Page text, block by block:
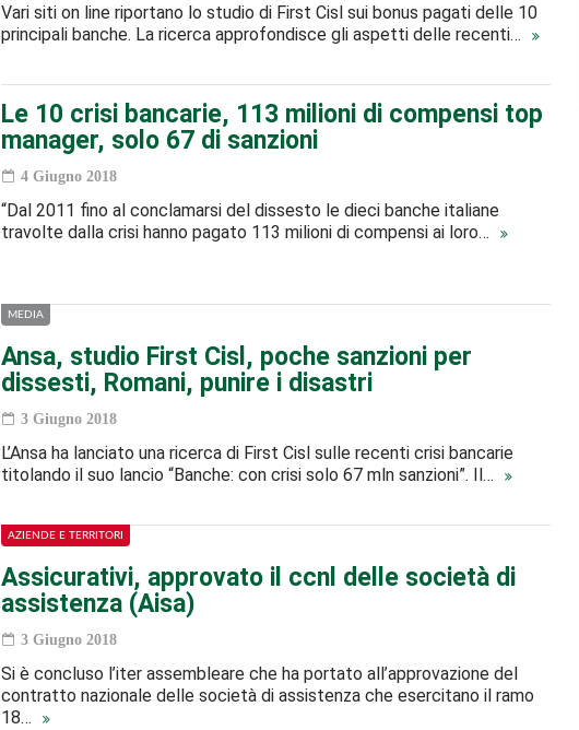
Vari siti on line riportano lo studio di First Cisl sui bonus pagati delle 10
principali banche. La ricerca approfondisce gli aspetti delle recenti…
Le 10 crisi bancarie, 113 milioni di compensi top
manager, solo 67 di sanzioni
4 Giugno 2018
“Dal 2011 fino al conclamarsi del dissesto le dieci banche italiane
travolte dalla crisi hanno pagato 113 milioni di compensi ai loro…
MEDIA
Ansa, studio First Cisl, poche sanzioni per
dissesti, Romani, punire i disastri
3 Giugno 2018
L’Ansa ha lanciato una ricerca di First Cisl sulle recenti crisi bancarie
titolando il suo lancio “Banche: con crisi solo 67 mln sanzioni”. Il…
AZIENDE E TERRITORI
Assicurativi, approvato il ccnl delle società di
assistenza (Aisa)
3 Giugno 2018
Si è concluso l’iter assembleare che ha portato all’approvazione del
contratto nazionale delle società di assistenza che esercitano il ramo
18…